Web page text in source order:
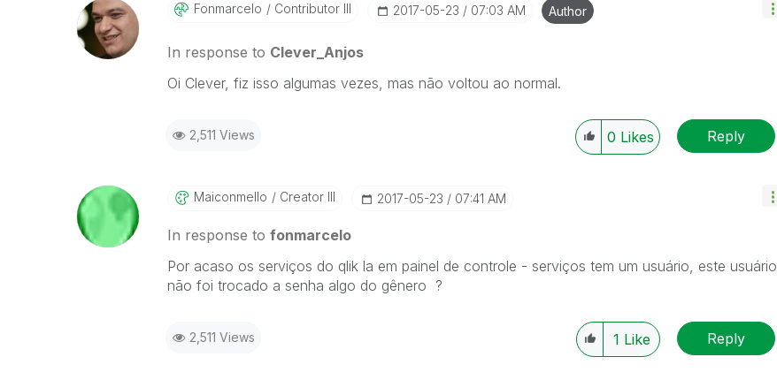
Fonmarcelo Contributor III ‎2017-05-23 07:03 AM Author
In response to Clever_Anjos
Oi Clever, fiz isso algumas vezes, mas não voltou ao normal.
2,511 Views 0 Likes Reply
Maiconmello Creator III ‎2017-05-23 07:41 AM
In response to fonmarcelo
Por acaso os serviços do qlik la em painel de controle - serviços tem um usuário, este usuário
não foi trocado a senha algo do gênero ?
2,511 Views 1 Like Reply